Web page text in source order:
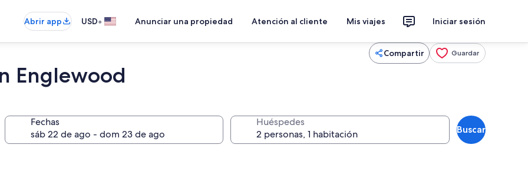
Abrir app USD• Anunciar una propiedad Atención al cliente Mis viajes Iniciar sesión
Compartir Guardar
Englewood
Fechas Huéspedes
Buscar